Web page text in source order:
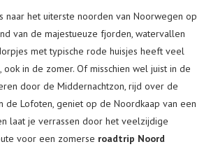
naar het uiterste noorden van Noorwegen op
van de majestueuze fjorden, watervallen
met typische rode huisjes heeft veel
ook in de zomer. Of misschien wel juist in de
door de Middernachtzon, rijd over de
de Lofoten, geniet op de Noordkaap van een
laat je verrassen door het veelzijdige
voor een zomerse roadtrip Noord